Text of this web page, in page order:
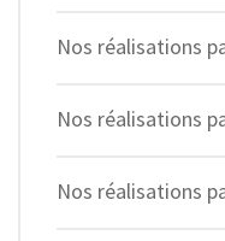
Nos réalisations
Nos réalisations
Nos réalisations